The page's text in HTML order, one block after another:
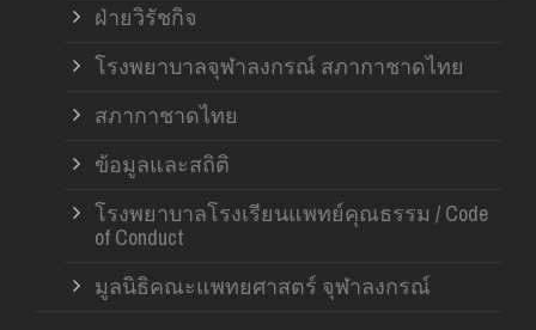
ฝ่ายวิรัชกิจ
โรงพยาบาลจุฬาลงกรณ์ สภากาชาดไทย
สภากาชาดไทย
ข้อมูลและสถิติ
โรงพยาบาลโรงเรียนแพทย์คุณธรรม / Code
of Conduct
มูลนิธิคณะแพทยศาสตร์ จุฬาลงกรณ์